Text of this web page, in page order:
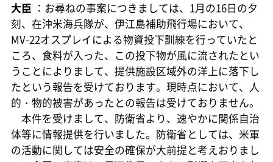
大臣 ：お尋ねの事案につきましては、1月の16日の夕
刻、在沖米海兵隊が、伊江島補助飛行場において、
MV-22オスプレイによる物資投下訓練を行っていたと
ころ、食料が入った、この投下物が風に流されたとい
うことによりまして、提供施設区域外の洋上に落下し
たという報告を受けております。現時点において、人
的・物的被害があったとの報告は受けておりません。
本件を受けまして、防衛省より、速やかに関係自治
体等に情報提供を行いました。防衛省としては、米軍
の活動に関しては安全の確保が大前提と考えおりまし